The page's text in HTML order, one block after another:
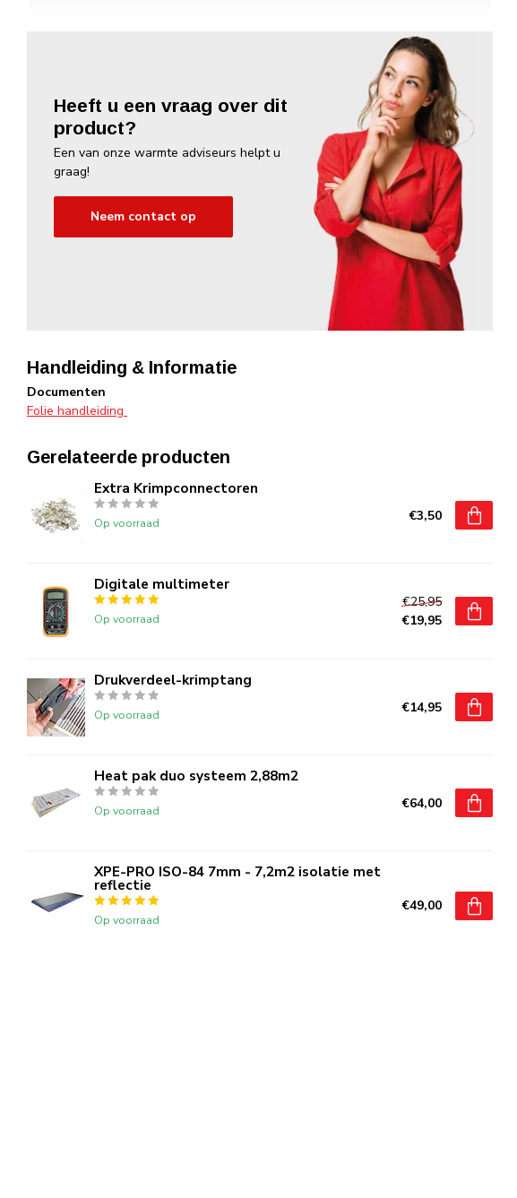
Heeft u een vraag over dit
product?
Een van onze warmte adviseurs helpt u
graag!
Neem contact op
Handleiding & Informatie
Documenten
Folie handleiding
Gerelateerde producten
Extra Krimpconnectoren
Op voorraad €3,50
Digitale multimeter
Op voorraad
€25,95
€19,95
Drukverdeel-krimptang
Op voorraad €14,95
Heat pak duo systeem 2,88m2
Op voorraad €64,00
XPE-PRO ISO-84 7mm - 7,2m2 isolatie met
reflectie
Op voorraad
€49,00